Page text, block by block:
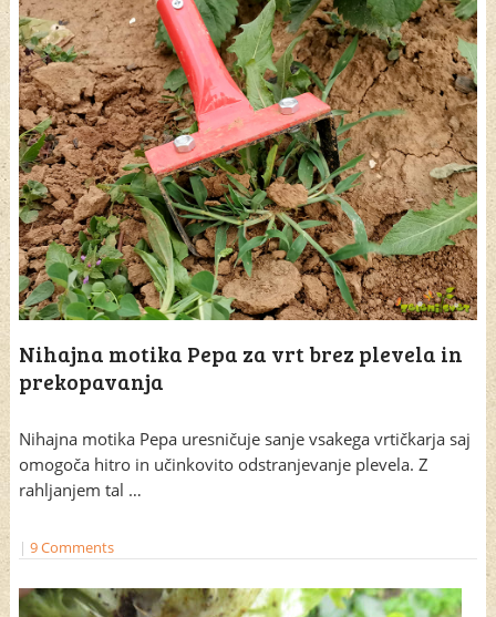
Nihajna motika Pepa za vrt brez plevela in
prekopavanja
Nihajna motika Pepa uresničuje sanje vsakega vrtičkarja saj
omogoča hitro in učinkovito odstranjevanje plevela. Z
rahljanjem tal …
| 9 Comments